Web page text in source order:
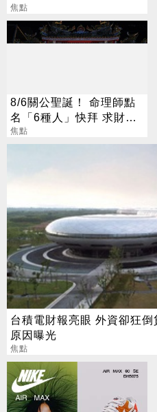
賺到翻
焦點
8/6關公聖誕！ 命理師點
名「6種人」快拜 求財求
職保平安
焦點
台積電財報亮眼 外資卻狂
原因曝光
焦點